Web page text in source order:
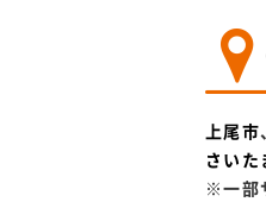
上尾市
さいた
※一部